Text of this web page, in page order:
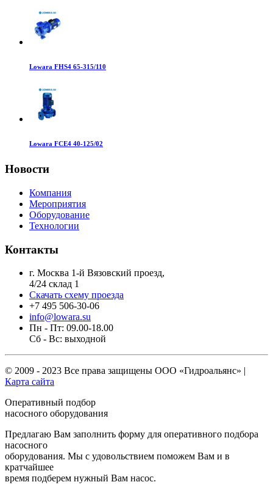
Lowara FHS4 65-315/110
Lowara FCE4 40-125/02
Новости
Компания
Мероприятия
Оборудование
Технологии
Контакты
г. Москва 1-й Вязовский проезд,
4/24 склад 1
Скачать схему проезда
+7 495 506-30-06
info@lowara.su
Пн - Пт: 09.00-18.00
Сб - Вс: выходной
© 2009 - 2023 Все права защищены ООО «Гидроальянс» |
Карта сайта
Оперативный подбор
насосного оборудования
Предлагаю Вам заполнить форму для оперативного подбора
насосного
оборудования. Мы с удовольствием поможем Вам и в
кратчайшее
время подберем нужный Вам насос.